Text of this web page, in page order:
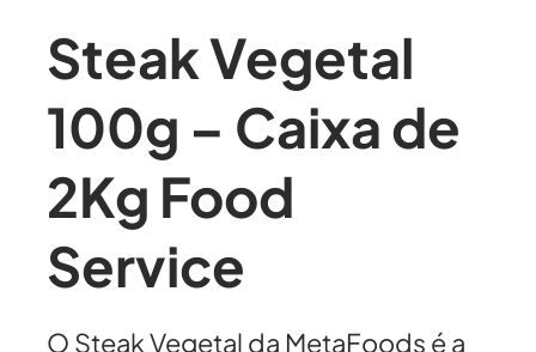
Steak Vegetal
100g – Caixa de
2Kg Food
Service
O Steak Vegetal da MetaFoods é a